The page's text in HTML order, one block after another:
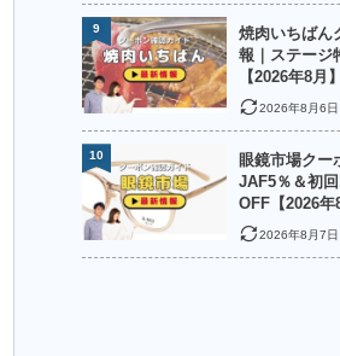
焼肉いちばん
報｜ステージ
【2026年8月】
2026年8月6日
9
眼鏡市場クー
JAF5％＆初
OFF【2026年
2026年8月7日
10